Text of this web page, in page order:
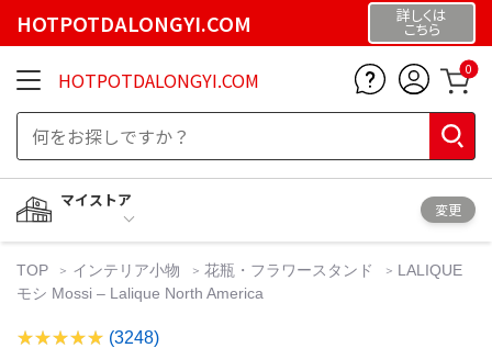
HOTPOTDALONGYI.COM 詳しくは
こちら
HOTPOTDALONGYI.COM 0
マイストア
変更
TOP インテリア小物 花瓶・フラワースタンド
LALIQUE
モシ Mossi – Lalique North America
(3248)